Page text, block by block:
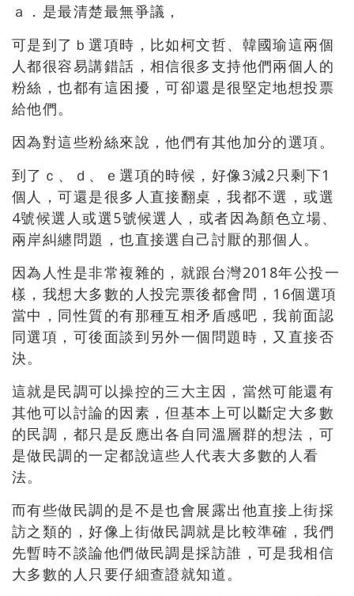
ａ．是最清楚最無爭議，
可是到了ｂ選項時，比如柯文哲、韓國瑜這兩個
人都很容易講錯話，相信很多支持他們兩個人的
粉絲，也都有這困擾，可卻還是很堅定地想投票
給他們。
因為對這些粉絲來說，他們有其他加分的選項。
到了ｃ、ｄ、ｅ選項的時候，好像3減2只剩下1
個人，可還是很多人直接翻桌，我都不選，或選
4號候選人或選5號候選人，或者因為顏色立場、
兩岸糾纏問題，也直接選自己討厭的那個人。
因為人性是非常複雜的，就跟台灣2018年公投一
樣，我想大多數的人投完票後都會問，16個選項
當中，同性質的有那種互相矛盾感吧，我前面認
同選項，可後面談到另外一個問題時，又直接否
決。
這就是民調可以操控的三大主因，當然可能還有
其他可以討論的因素，但基本上可以斷定大多數
的民調，都只是反應出各自同溫層群的想法，可
是做民調的一定都說這些人代表大多數的人看
法。
而有些做民調的是不是也會展露出他直接上街採
訪之類的，好像上街做民調就是比較準確，我們
先暫時不談論他們做民調是採訪誰，可是我相信
大多數的人只要仔細查證就知道。